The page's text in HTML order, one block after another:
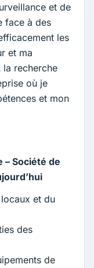
et de
face à des
les
et ma
recherche
où je
et mon
Société de
et du
des
de